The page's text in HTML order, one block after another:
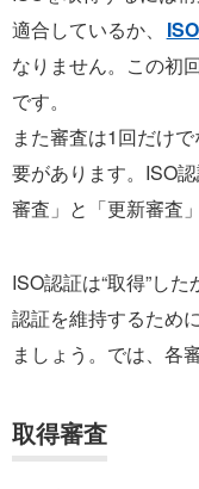
適合しているか、
なりません。この初
です。
また審査は1回だけ
要があります。ISO
審査」と「更新審査
ISO認証は“取得”し
認証を維持するため
ましょう。では、各
取得審査